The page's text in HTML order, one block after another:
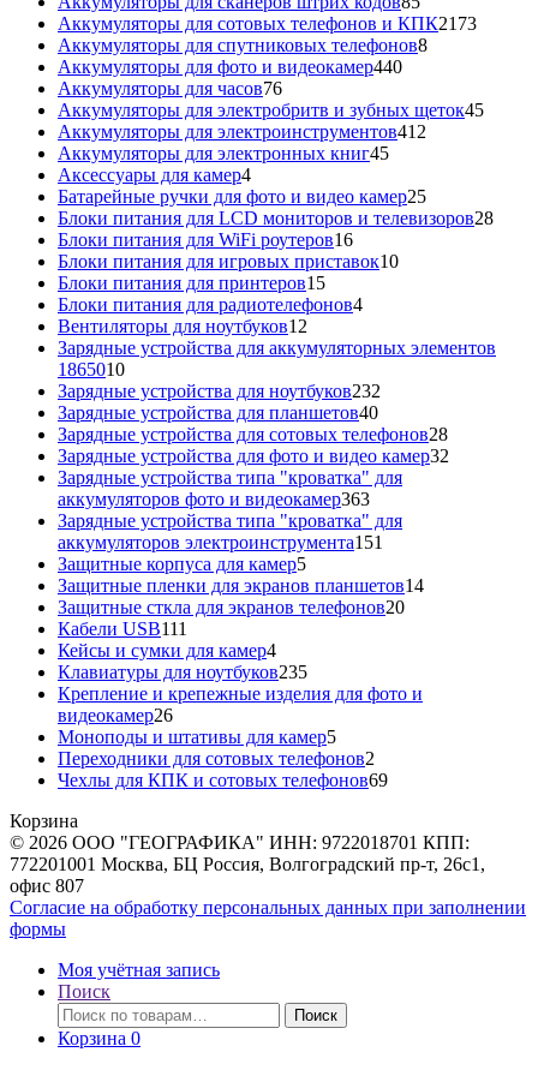
товаров
Аккумуляторы для сотовых телефонов и КПК21732173
Аккумуляторы для спутниковых телефонов88
Аккумуляторы для фото и видеокамер440440
Аккумуляторы для часов7676
товаров
Аккумуляторы для электробритв и зубных щеток4545
Аккумуляторы для электроинструментов412
Аккумуляторы для электронных книг4545
Аксессуары для камер44
товара
Батарейные ручки для фото и видео камер2525
товаров
Блоки питания для LCD мониторов и телевизоров2828
Блоки питания для WiFi роутеров1616
товаров
Блоки питания для игровых приставок1010
Блоки питания для принтеров1515
товаров
Блоки питания для радиотелефонов44
Вентиляторы для ноутбуков12
товаров
Зарядные устройства для аккумуляторных элементов
186501010
товаров
Зарядные устройства для ноутбуков232
Зарядные устройства для планшетов4040
товаров
Зарядные устройства для сотовых телефонов2828
товаров
Зарядные устройства для фото и видео камер32
Зарядные устройства типа "кроватка" для
аккумуляторов фото и видеокамер363363
товара
Зарядные устройства типа "кроватка" для
аккумуляторов электроинструмента151
Защитные корпуса для камер55
товаров
Защитные пленки для экранов планшетов1414
Защитные сткла для экранов телефонов2020
Кабели USB111
товаров
Кейсы и сумки для камер44
товара
Клавиатуры для ноутбуков235235
товаров
Крепление и крепежные изделия для фото и
видеокамер2626
товаров
Моноподы и штативы для камер55
товаров
Переходники для сотовых телефонов2
товара
Чехлы для КПК и сотовых телефонов6969
Корзина
© 2026 ООО "ГЕОГРАФИКА" ИНН: 9722018701 КПП:
772201001 Москва, БЦ Россия, Волгоградский пр-т, 26с1,
офис 807
Согласие на обработку персональных данных при заполнении
формы
Моя учётная запись
Поиск
Искать:
Поиск
Корзина 0